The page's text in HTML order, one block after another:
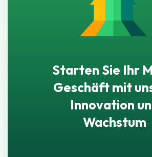
Starten Sie Ihr
Geschäft mit
Innovation
Wachstum